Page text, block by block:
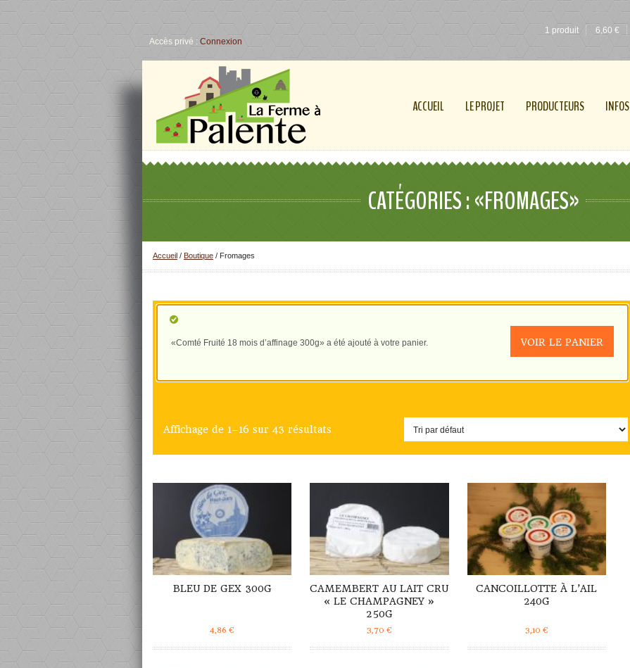
Accès privé : Connexion
1 produit 6,60 €
ACCUEIL LE PROJET PRODUCTEURS INFOS
CATÉGORIES : «FROMAGES»
Accueil / Boutique / Fromages
«Comté Fruité 18 mois d’affinage 300g» a été ajouté à votre panier. VOIR LE PANIER
Affichage de 1–16 sur 43 résultats
DÉTAILS
BLEU DE GEX 300G
4,86€
DÉTAILS
CAMEMBERT AU LAIT CRU
« LE CHAMPAGNEY »
250G
3,70 €
DÉTAILS
CANCOILLOTTE À L’AIL
240G
3,10 €
DÉTAILS DÉTAILS DÉTAILS